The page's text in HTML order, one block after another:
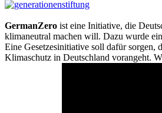
GermanZero ist eine Initiative, die
klimaneutral machen will. Dazu wurde
Eine Gesetzesinitiative soll dafür sorgen,
Klimaschutz in Deutschland vorangeht.